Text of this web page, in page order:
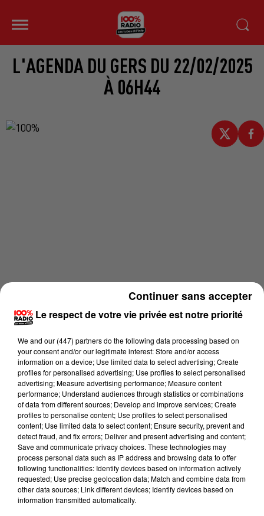
L'AGENDA DU GERS DU 22/02/2025
À 06H44
Lecture (1 min 14 sec)
100%
Le respect de votre vie privée est notre priorité
We and our (447) partnersdo the following data processing based on
your consent and/or our legitimate interest: Store and/or access
information on a device; Use limited data to select advertising; Create
profiles for personalised advertising; Use profiles to select personalised
advertising; Measure advertising performance; Measure content
performance; Understand audiences through statistics or combinations
of data from different sources; Develop and improve services; Create
profiles to personalise content; Use profiles to select personalised
content; Use limited data to select content; Ensure security, prevent and
detect fraud, and fix errors; Deliver and present advertising and content;
Save and communicate privacy choices. These technologies may
process personal data such as IP address and browsing data to offer
following functionalities: Identify devices based on information actively
requested; Use precise geolocation data; Match and combine data from
other data sources; Link different devices; Identify devices based on
information transmitted automatically.
Continuer sans accepter